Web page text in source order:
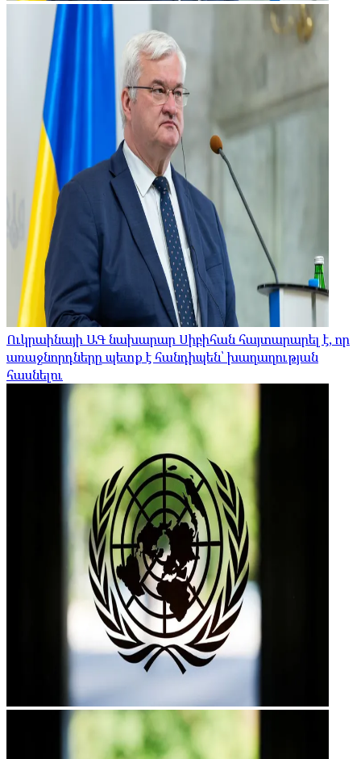
Ուկրաինայի ԱԳ նախարար Սիբիհան հայտարարել է, որ
առաջնորդները պետք է հանդիպեն՝ խաղաղության
հասնելու